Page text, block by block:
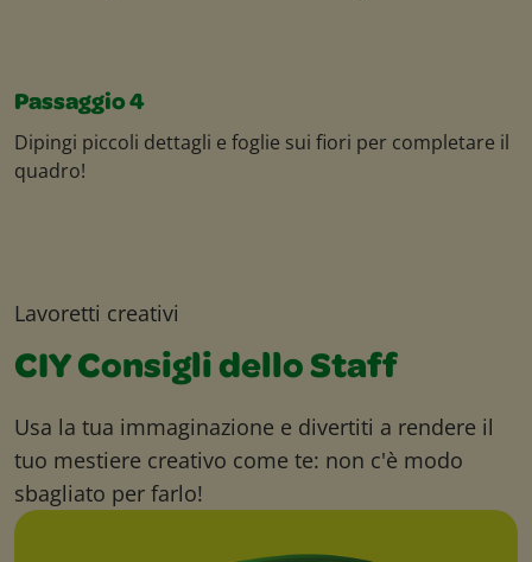
Passaggio 4
Dipingi piccoli dettagli e foglie sui fiori per completare il
quadro!
Lavoretti creativi
CIY Consigli dello Staff
Usa la tua immaginazione e divertiti a rendere il
tuo mestiere creativo come te: non c'è modo
sbagliato per farlo!